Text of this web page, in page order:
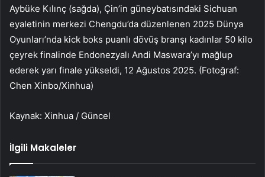
Aybüke Kılınç (sağda), Çin’in güneybatısındaki Sichuan
eyaletinin merkezi Chengdu’da düzenlenen 2025 Dünya
Oyunları’nda kick boks puanlı dövüş branşı kadınlar 50 kilo
çeyrek finalinde Endonezyalı Andi Maswara’yı mağlup
ederek yarı finale yükseldi, 12 Ağustos 2025. (Fotoğraf:
Chen Xinbo/Xinhua)
Kaynak: Xinhua / Güncel
İlgili Makaleler